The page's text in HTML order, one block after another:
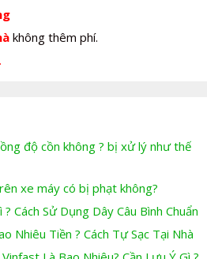
không thêm phí.
.
độ cồn không ? bị xử lý như thế
xe máy có bị phạt không?
Cách Sử Dụng Dây Câu Bình Chuẩn
Nhiêu Tiền ? Cách Tự Sạc Tại Nhà